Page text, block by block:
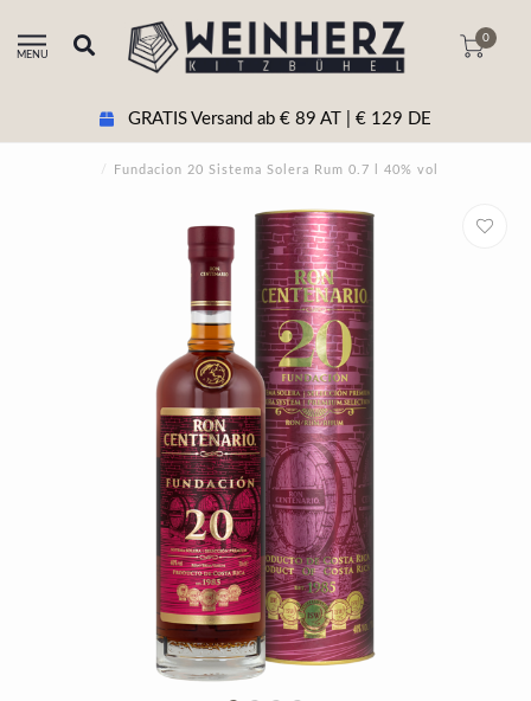
MENU
0
GRATIS Versand ab € 89 AT | € 129 DE
/ Fundacion 20 Sistema Solera Rum 0.7 l 40% vol